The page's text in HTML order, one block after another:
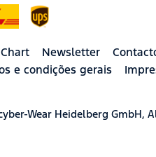
Newsletter
e condições gerais
Wear Heidelberg GmbH,